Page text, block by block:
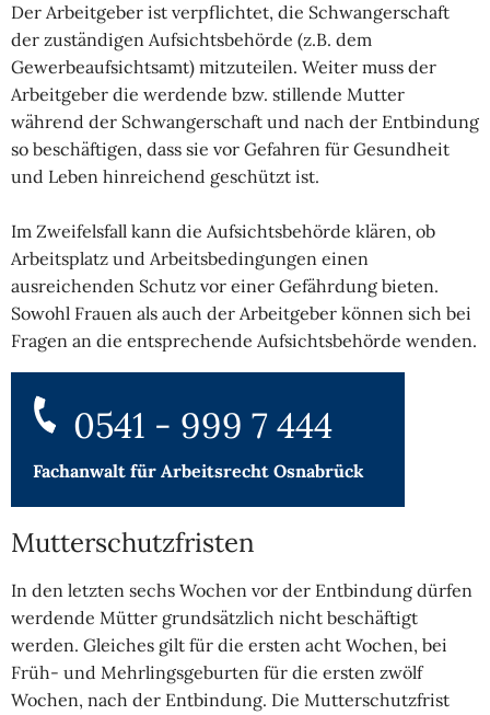
Der Arbeitgeber ist verpflichtet, die Schwangerschaft
der zuständigen Aufsichtsbehörde (z.B. dem
Gewerbeaufsichtsamt) mitzuteilen. Weiter muss der
Arbeitgeber die werdende bzw. stillende Mutter
während der Schwangerschaft und nach der Entbindung
so beschäftigen, dass sie vor Gefahren für Gesundheit
und Leben hinreichend geschützt ist.
Im Zweifelsfall kann die Aufsichtsbehörde klären, ob
Arbeitsplatz und Arbeitsbedingungen einen
ausreichenden Schutz vor einer Gefährdung bieten.
Sowohl Frauen als auch der Arbeitgeber können sich bei
Fragen an die entsprechende Aufsichtsbehörde wenden.
0541 - 999 7 444
Fachanwalt für Arbeitsrecht Osnabrück
Mutterschutzfristen
In den letzten sechs Wochen vor der Entbindung dürfen
werdende Mütter grundsätzlich nicht beschäftigt
werden. Gleiches gilt für die ersten acht Wochen, bei
Früh- und Mehrlingsgeburten für die ersten zwölf
Wochen, nach der Entbindung. Die Mutterschutzfrist